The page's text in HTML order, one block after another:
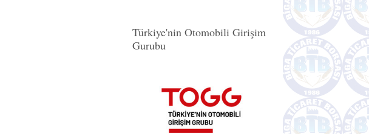
Türkiye'nin Otomobili Girişim
Gurubu